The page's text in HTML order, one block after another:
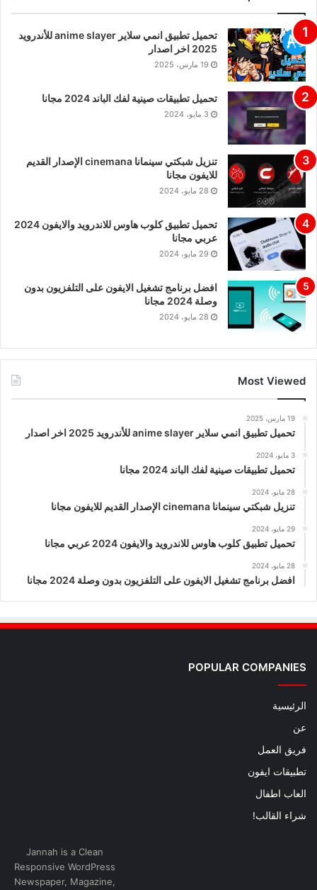
تحميل تطبيق انمي سلاير anime slayer للأندرويد
2025 اخر اصدار
19 مارس، 2025
تحميل تطبيقات صينية لفك الباند 2024 مجانا
3 مايو، 2024
تنزيل شبكتي سينمانا cinemana الإصدار القديم
للايفون مجانا
28 مايو، 2024
تحميل تطبيق كلوب هاوس للاندرويد والايفون 2024
عربي مجانا
29 مايو، 2024
افضل برنامج تشغيل الايفون على التلفزيون بدون
وصلة 2024 مجانا
28 مايو، 2024
Most Viewed
19 مارس، 2025
تحميل تطبيق انمي سلاير anime slayer للأندرويد 2025 اخر اصدار
3 مايو، 2024
تحميل تطبيقات صينية لفك الباند 2024 مجانا
28 مايو، 2024
تنزيل شبكتي سينمانا cinemana الإصدار القديم للايفون مجانا
29 مايو، 2024
تحميل تطبيق كلوب هاوس للاندرويد والايفون 2024 عربي مجانا
28 مايو، 2024
افضل برنامج تشغيل الايفون على التلفزيون بدون وصلة 2024 مجانا
POPULAR COMPANIES
الرئيسية
عن
فريق العمل
تطبيقات ايفون
العاب اطفال
شراء القالب!
Jannah is a Clean
Responsive WordPress
Newspaper, Magazine,